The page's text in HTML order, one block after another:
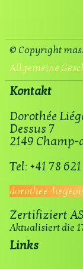
© Copyright
Allgemeine
Kontakt
Dorothée
Dessus 7
2149
​Tel: +41 78
dorothee-
Zertifiziert
Aktualisiert die
Links